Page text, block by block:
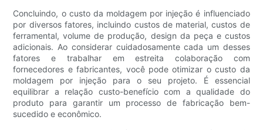
Concluindo, o custo da moldagem por injeção é influenciado
por diversos fatores, incluindo custos de material, custos de
ferramental, volume de produção, design da peça e custos
adicionais. Ao considerar cuidadosamente cada um desses
fatores e trabalhar em estreita colaboração com
fornecedores e fabricantes, você pode otimizar o custo da
moldagem por injeção para o seu projeto. É essencial
equilibrar a relação custo-benefício com a qualidade do
produto para garantir um processo de fabricação bem-
sucedido e econômico.